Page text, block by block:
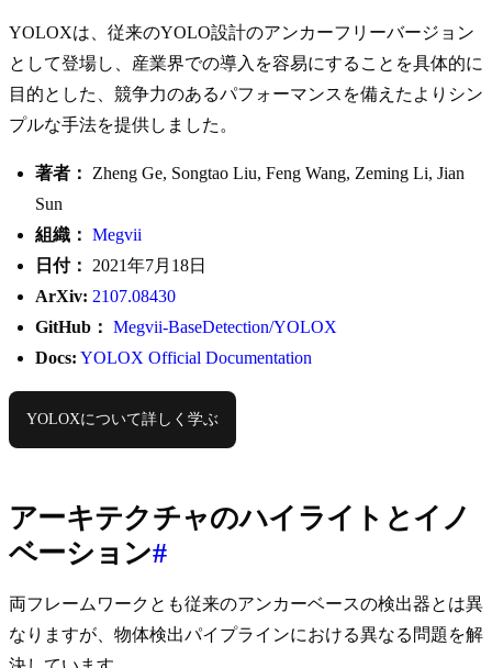
YOLOXは、従来のYOLO設計のアンカーフリーバージョン
として登場し、産業界での導入を容易にすることを具体的に
目的とした、競争力のあるパフォーマンスを備えたよりシン
プルな手法を提供しました。
著者：
Zheng Ge, Songtao Liu, Feng Wang, Zeming Li, Jian
Sun
組織： Megvii
日付：
2021年7月18日
ArXiv: 2107.08430
GitHub： Megvii-BaseDetection/YOLOX
Docs: YOLOX Official Documentation
YOLOXについて詳しく学ぶ
アーキテクチャのハイライトとイノ
ベーション#
両フレームワークとも従来のアンカーベースの検出器とは異
なりますが、物体検出パイプラインにおける異なる問題を解